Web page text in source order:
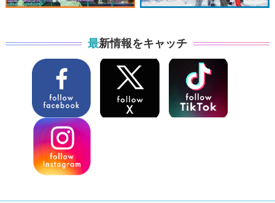
最新情報をキャッチ